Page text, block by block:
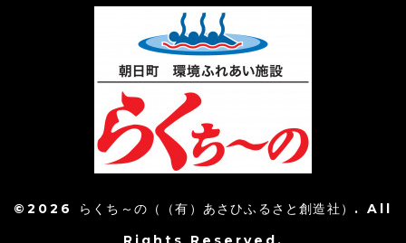
©2026 らくち～の（（有）あさひふるさと創造社） . All